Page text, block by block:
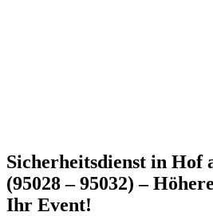
Sicherheitsdienst in Hof
(95028 – 95032) –
Ihr Event!